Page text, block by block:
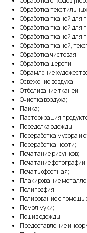
Обработка
Обработка тканей для
Обработка тканей для
Обработка тканей для
Обработка тканей,
Обработка чистовая;
Обработка шерсти;
Обрамление
Освежение воздуха;
Отбеливание тканей;
Очистка воздуха;
Пайка;
Пастеризация
Переделка одежды;
Переработка мусора и
Переработка нефти;
Печатание рисунков;
Печатание фотографий;
Печать офсетная;
Плакирование
Полиграфия;
Полирование с
Помол муки;
Пошив одежды;
Предоставление